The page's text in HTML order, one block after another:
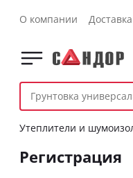
О компании Доставка
Утеплители и
Регистрация